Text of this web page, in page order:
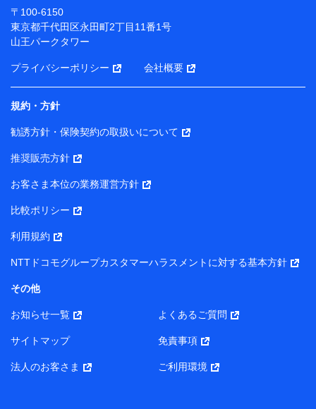
ため
（各サービスで取得したサービス利用履歴、ウェブサイ
トの閲覧履歴、購買履歴、ご契約内容等のパーソナルデ
ータを分析して、お客さまの趣味・嗜好・傾向に応じた
サービス・商品等に関するご提案や広告の配信等を行う
ことがあります。）
各種セミナーの開催のため
コンサルティングサービスの実施のため
アンケートやキャンペーン等の実施のため
上記に係る案内・手続き・管理等付帯業務を行うため
所・代表者名】
り）
株式会社NTTドコモ・フィナンシャルグループ 代表取締役
社長 廣井 孝史
東京都中央区日本橋人形町2-14-10 アーバンネット日本橋
株式会社ドコモ・インシュアランス 代表取締役社長 吉
村 忠義
また当社は、オンライン面談による保険のご相談にあたっ
〒100-6150
東京都千代田区永田町2丁目11番1号
山王パークタワー
プライバシーポリシー 会社概要
規約・方針
勧誘方針・保険契約の取扱いについて
推奨販売方針
お客さま本位の業務運営方針
比較ポリシー
利用規約
NTTドコモグループカスタマーハラスメントに対する基本方針
その他
お知らせ一覧 よくあるご質問
サイトマップ 免責事項
法人のお客さま ご利用環境